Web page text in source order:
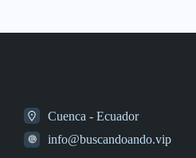
Cuenca - Ecuador
info@buscandoando.vip